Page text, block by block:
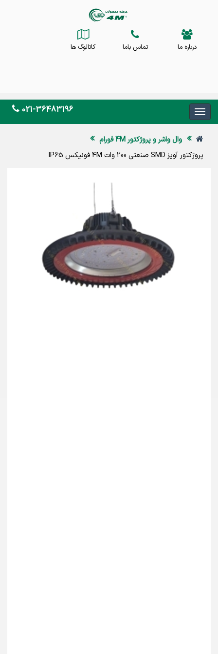
درباره ما تماس باما کاتالوگ ها
021-36483196
وال واشر و پروژکتور 4M فورام
پروژکتور آویز SMD صنعتی 200 وات 4M فونیکس IP65